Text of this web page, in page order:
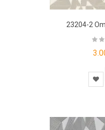
23204-2